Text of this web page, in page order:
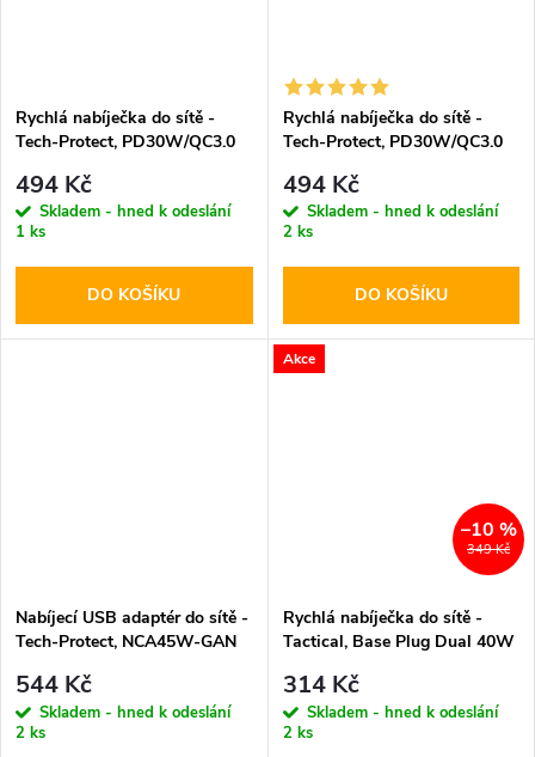
Rychlá nabíječka do sítě -
Tech-Protect, PD30W/QC3.0
494 Kč
Skladem - hned k odeslání
1 ks
DO KOŠÍKU
Rychlá nabíječka do sítě -
Tech-Protect, PD30W/QC3.0
494 Kč
Skladem - hned k odeslání
2 ks
DO KOŠÍKU
Nabíjecí USB adaptér do sítě -
Tech-Protect, NCA45W-GAN
kabel
544 Kč
Skladem - hned k odeslání
2 ks
Akce
349 Kč
–10 %
Rychlá nabíječka do sítě -
Tactical, Base Plug Dual 40W
314 Kč
Skladem - hned k odeslání
2 ks